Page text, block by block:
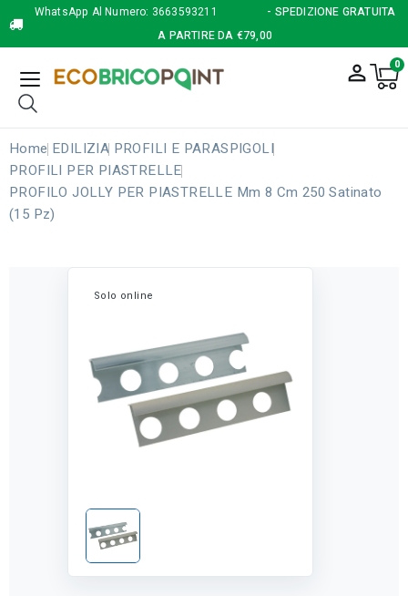
WhatsApp Al Numero: 3663593211
- SPEDIZIONE GRATUITA
A PARTIRE DA €79,00
person_outline 0
Home EDILIZIA PROFILI E PARASPIGOLI
PROFILI PER PIASTRELLE
PROFILO JOLLY PER PIASTRELLE Mm 8 Cm 250 Satinato
(15 Pz)
Solo online